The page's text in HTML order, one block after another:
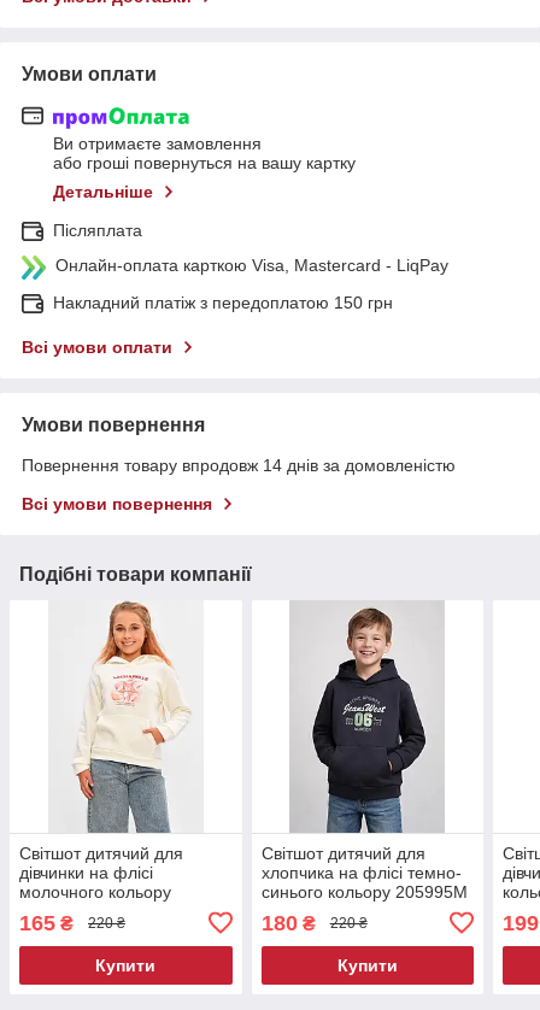
Умови оплати
Ви отримаєте замовлення
або гроші повернуться на вашу картку
Детальніше
Післяплата
Онлайн-оплата карткою Visa, Mastercard - LiqPay
Накладний платіж з передоплатою 150 грн
Всі умови оплати
Умови повернення
Повернення товару впродовж 14 днів за домовленістю
Всі умови повернення
Подібні товари компанії
Світшот дитячий для
дівчинки на флісі
молочного кольору
165 ₴ 220 ₴
Купити
Світшот дитячий для
хлопчика на флісі темно-
синього кольору 205995M
180₴ 220 ₴
Купити
199